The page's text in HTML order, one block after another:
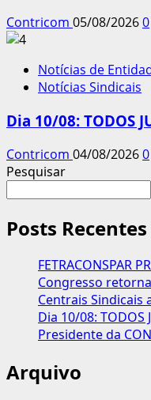
Contricom 05/08/20260
Notícias de
Notícias Sindicais
Dia 10/08: TODOS
Contricom 04/08/20260
Pesquisar
Posts Recentes
FETRACONSPAR
Congresso
Centrais Sindicais
Dia 10/08: TODOS
Presidente da
Arquivo